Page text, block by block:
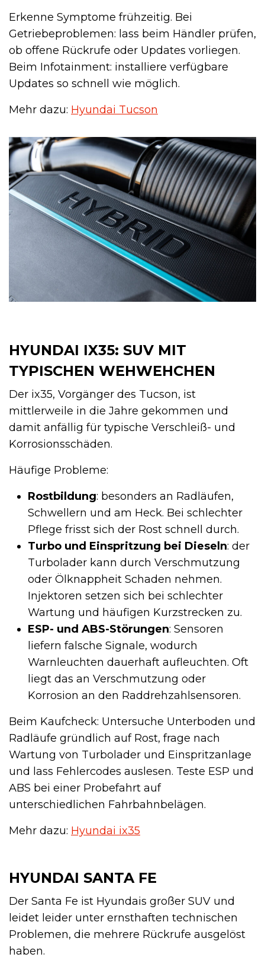
Erkenne Symptome frühzeitig. Bei
Getriebeproblemen: lass beim Händler prüfen,
ob offene Rückrufe oder Updates vorliegen.
Beim Infotainment: installiere verfügbare
Updates so schnell wie möglich.
Mehr dazu: Hyundai Tucson
HYUNDAI IX35: SUV MIT
TYPISCHEN WEHWEHCHEN
Der ix35, Vorgänger des Tucson, ist
mittlerweile in die Jahre gekommen und
damit anfällig für typische Verschleiß- und
Korrosionsschäden.
Häufige Probleme:
Rostbildung: besonders an Radläufen,
Schwellern und am Heck. Bei schlechter
Pflege frisst sich der Rost schnell durch.
Turbo und Einspritzung bei Dieseln: der
Turbolader kann durch Verschmutzung
oder Ölknappheit Schaden nehmen.
Injektoren setzen sich bei schlechter
Wartung und häufigen Kurzstrecken zu.
ESP- und ABS-Störungen: Sensoren
liefern falsche Signale, wodurch
Warnleuchten dauerhaft aufleuchten. Oft
liegt das an Verschmutzung oder
Korrosion an den Raddrehzahlsensoren.
Beim Kaufcheck: Untersuche Unterboden und
Radläufe gründlich auf Rost, frage nach
Wartung von Turbolader und Einspritzanlage
und lass Fehlercodes auslesen. Teste ESP und
ABS bei einer Probefahrt auf
unterschiedlichen Fahrbahnbelägen.
Mehr dazu: Hyundai ix35
HYUNDAI SANTA FE
Der Santa Fe ist Hyundais großer SUV und
leidet leider unter ernsthaften technischen
Problemen, die mehrere Rückrufe ausgelöst
haben.